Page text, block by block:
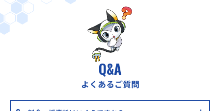
Q&A
よくあるご質問